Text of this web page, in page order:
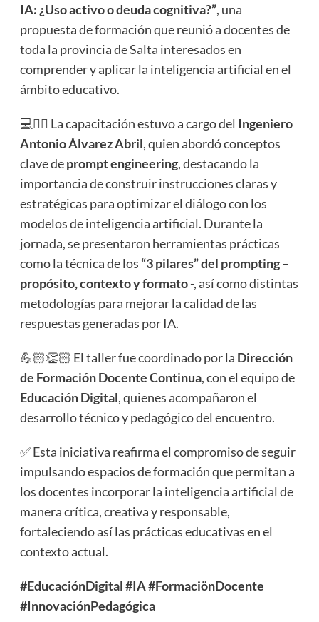
IA: ¿Uso activo o deuda cognitiva?”, una
propuesta de formación que reunió a docentes de
toda la provincia de Salta interesados en
comprender y aplicar la inteligencia artificial en el
ámbito educativo.
💻👉🏻 La capacitación estuvo a cargo del Ingeniero
Antonio Álvarez Abril, quien abordó conceptos
clave deprompt engineering, destacando la
importancia de construir instrucciones claras y
estratégicas para optimizar el diálogo con los
modelos de inteligencia artificial. Durante la
jornada, se presentaron herramientas prácticas
como la técnica de los “3 pilares” del prompting–
propósito, contexto y formato-, así como distintas
metodologías para mejorar la calidad de las
respuestas generadas por IA.
💪🏻👏🏻 El taller fue coordinado por la Dirección
de Formación Docente Continua, con el equipo de
Educación Digital, quienes acompañaron el
desarrollo técnico y pedagógico del encuentro.
✅ Esta iniciativa reafirma el compromiso de seguir
impulsando espacios de formación que permitan a
los docentes incorporar la inteligencia artificial de
manera crítica, creativa y responsable,
fortaleciendo así las prácticas educativas en el
contexto actual.
#EducaciónDigital#IA#FormaciönDocente
#InnovaciónPedagógica